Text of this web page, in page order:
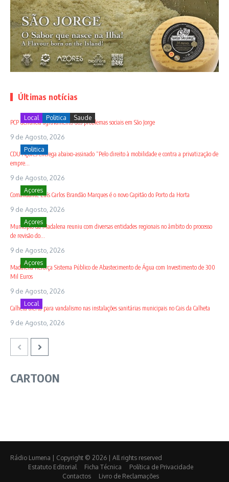
Últimas notícias
Local Politica Saude
PCP denuncia agravamento dos problemas sociais em São Jorge
9 de Agosto, 2026
Politica
CDU Açores entrega abaixo-assinado “Pelo direito à mobilidade e contra a privatização de
empre...
9 de Agosto, 2026
Açores
Comandante Luís Carlos Brandão Marques é o novo Capitão do Porto da Horta
9 de Agosto, 2026
Açores
Município da Madalena reuniu com diversas entidades regionais no âmbito do processo
de revisão do...
9 de Agosto, 2026
Açores
Madalena Reforça Sistema Público de Abastecimento de Água com Investimento de 300
Mil Euros
9 de Agosto, 2026
Local
Calheta alerta para vandalismo nas instalações sanitárias municipais no Cais da Calheta
9 de Agosto, 2026
CARTOON
Rádio Lumena | Copyright © 2026 | All rights reserved
Estatuto Editorial
Ficha Técnica
Política de Privacidade
Contactos
Livro de Reclamações